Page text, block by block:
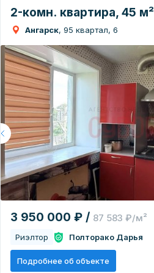
2-комн. квартира, 45 м²
Ангарск, 95 квартал, 6
3 950 000 ₽ / 87 583 ₽/м²
Риэлтор Полторако Дарья
Подробнее об объекте